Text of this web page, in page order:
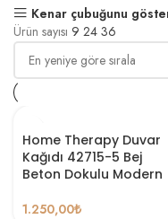
Kenar çubuğunu
Ürün sayısı 9 24 36
Home Therapy Duvar
Kağıdı 42715-5 Bej
Beton Dokulu Modern
1.250,00₺